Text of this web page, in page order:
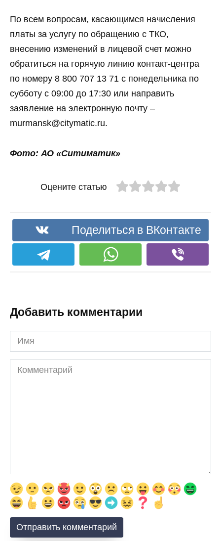
По всем вопросам, касающимся начисления
платы за услугу по обращению с ТКО,
внесению изменений в лицевой счет можно
обратиться на горячую линию контакт-центра
по номеру 8 800 707 13 71 с понедельника по
субботу с 09:00 до 17:30 или направить
заявление на электронную почту –
murmansk@citymatic.ru.
Фото: АО «Ситиматик»
Оцените статью
Поделиться в ВКонтакте
Добавить комментарии
Имя
Комментарий